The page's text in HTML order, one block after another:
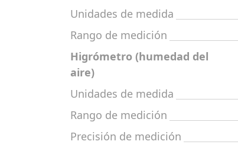
Unidades de medida
Rango de medición
Higrómetro (humedad del
aire)
Unidades de medida
Rango de medición
Precisión de medición